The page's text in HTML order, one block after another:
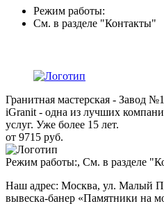
Режим работы:
См. в разделе "Контакты"
Гранитная мастерская - Завод
iGranit - одна из лучших
услуг. Уже более 15 лет.
от 9715 руб.
Режим работы:, См. в разделе
Наш адрес: Москва, ул. Малый
вывеска-банер «Памятники на